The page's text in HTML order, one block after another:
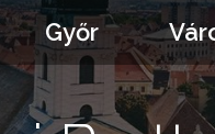
Győr